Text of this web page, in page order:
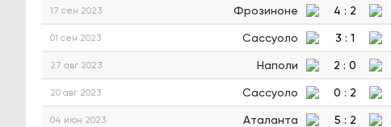
17 сен 2023 Фрозиноне 4 : 2
01 сен 2023 Сассуоло 3 : 1
27 авг 2023 Наполи 2 : 0
20 авг 2023 Сассуоло 0 : 2
04 июн 2023 Аталанта 5 : 2